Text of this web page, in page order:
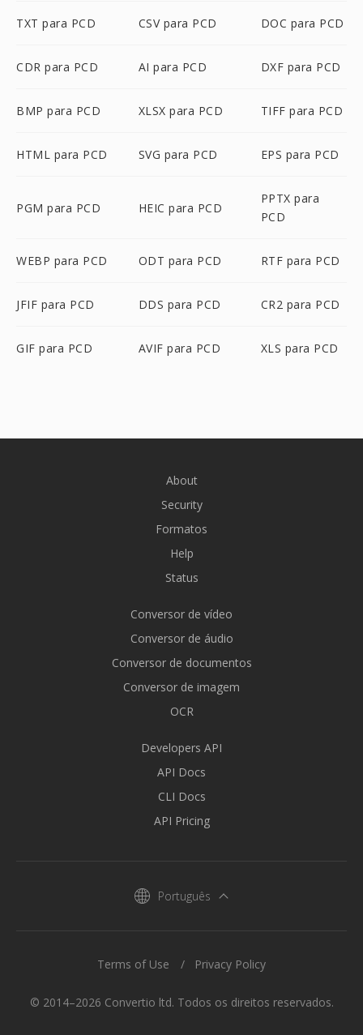
TXT para PCD CSV para PCD DOC para PCD
CDR para PCD AI para PCD DXF para PCD
BMP para PCD XLSX para PCD TIFF para PCD
HTML para PCD SVG para PCD EPS para PCD
PGM para PCD HEIC para PCD
PPTX para
PCD
WEBP para PCD ODT para PCD RTF para PCD
JFIF para PCD DDS para PCD CR2 para PCD
GIF para PCD AVIF para PCD XLS para PCD
About
Security
Formatos
Help
Status
Conversor de vídeo
Conversor de áudio
Conversor de documentos
Conversor de imagem
OCR
Developers API
API Docs
CLI Docs
API Pricing
Português
© 2014–2026 Convertio ltd. Todos os direitos reservados.
Terms of Use Privacy Policy